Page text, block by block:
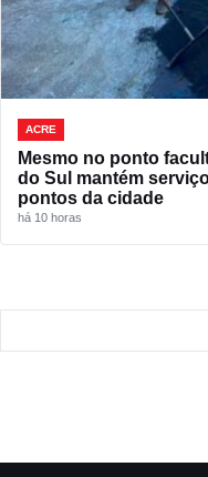
ACRE
Mesmo no ponto
do Sul mantém
pontos da cidade
há 10 horas